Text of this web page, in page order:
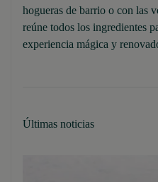
hogueras de barrio o con las
reúne todos los ingredientes
experiencia mágica y
Últimas noticias